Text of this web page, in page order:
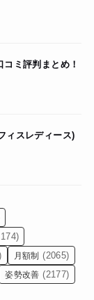
ミ評判まとめ！
ィスレディース)
月額制 (2065)
姿勢改善 (2177)